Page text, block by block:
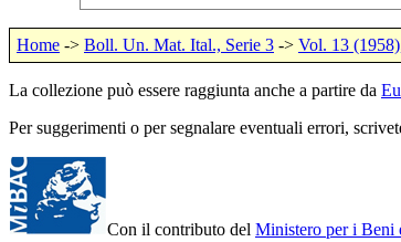
Home -> Boll. Un. Mat. Ital., Serie 3 -> Vol. 13
La collezione può essere raggiunta anche a partire da
Per suggerimenti o per segnalare eventuali errori,
Con il contributo del Ministero per i Beni